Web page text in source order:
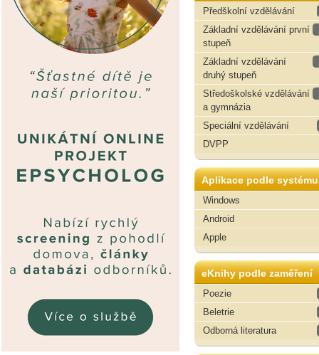
Předškolní vzdělávání
Základní vzdělávání první
stupeň
Základní vzdělávání
druhý stupeň
Středoškolské vzdělávání
a gymnázia
Speciální vzdělávání
DVPP
Aplikace podle systému
Windows
Android
Apple
eKnihy podle zaměření
Poezie
Beletrie
Odborná literatura